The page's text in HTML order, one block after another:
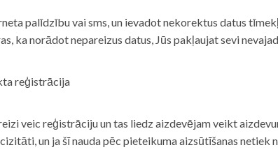
palīdzību vai sms, un ievadot nekorektus datus
ka norādot nepareizus datus, Jūs pakļaujat sevi
reģistrācija
veic reģistrāciju un tas liedz aizdevējam veikt
un ja šī nauda pēc pieteikuma aizsūtīšanas netiek